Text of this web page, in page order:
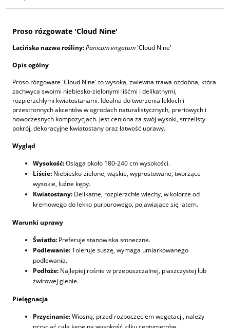
Proso rózgowate 'Cloud Nine'
Łacińska nazwa rośliny:Panicum virgatum'Cloud Nine'
Opis ogólny
Proso rózgowate 'Cloud Nine' to wysoka, zwiewna trawa ozdobna, która
zachwyca swoimi niebiesko-zielonymi liśćmi i delikatnymi,
rozpierzchłymi kwiatostanami. Idealna do tworzenia lekkich i
przestronnych akcentów w ogrodach naturalistycznych, preriowych i
nowoczesnych kompozycjach. Jest ceniona za swój wysoki, strzelisty
pokrój, dekoracyjne kwiatostany oraz łatwość uprawy.
Wygląd
Wysokość:Osiąga około 180-240 cm wysokości.
Liście: Niebiesko-zielone, wąskie, wyprostowane, tworzące
wysokie, luźne kępy.
Kwiatostany: Delikatne, rozpierzchłe wiechy, w kolorze od
kremowego do lekko purpurowego, pojawiające się latem.
Warunki uprawy
Światło: Preferuje stanowiska słoneczne.
Podlewanie:Toleruje suszę, wymaga umiarkowanego
podlewania.
Podłoże: Najlepiej rośnie w przepuszczalnej, piaszczystej lub
żwirowej glebie.
Pielęgnacja
Przycinanie:Wiosną, przed rozpoczęciem wegetacji, należy